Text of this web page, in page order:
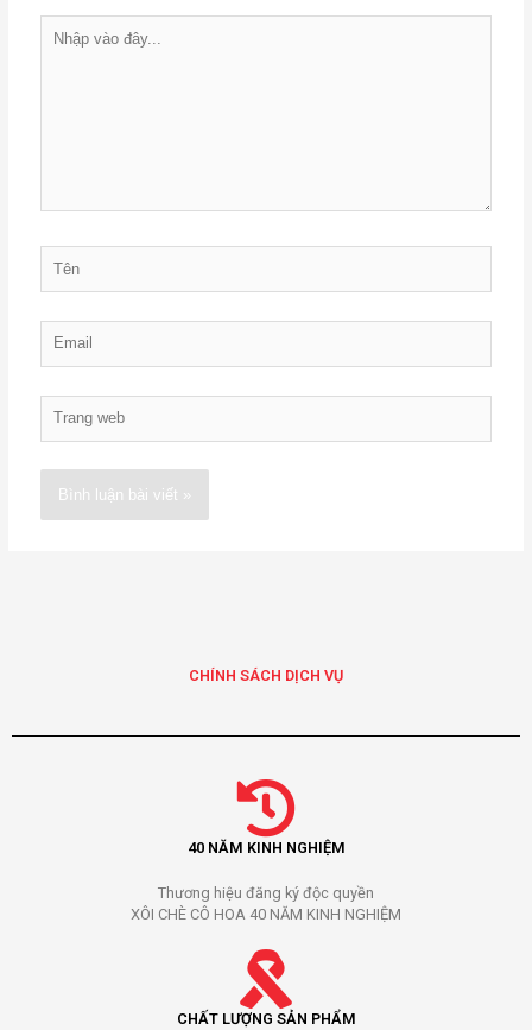
vào
web
CHÍNH SÁCH DỊCH VỤ
40 NĂM KINH NGHIỆM
Thương hiệu đăng ký độc quyền
XÔI CHÈ CÔ HOA 40 NĂM KINH NGHIỆM
CHẤT LƯỢNG SẢN PHẨM